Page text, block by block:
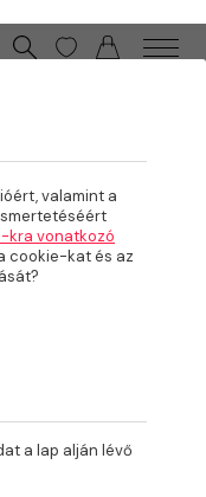
valamint a
kra vonatkozó
cookie-kat és az
a lap alján lévő